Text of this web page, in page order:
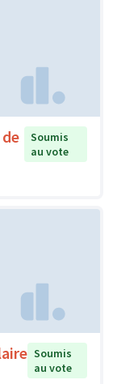
Soumis
au vote
Soumis
au vote